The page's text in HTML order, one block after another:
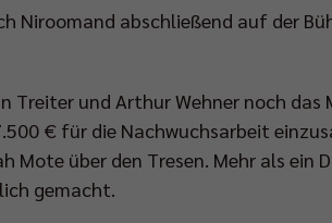
Niroomand abschließend auf der
Treiter und Arthur Wehner noch
€ für die Nachwuchsarbeit
Mote über den Tresen. Mehr als ein
gemacht.